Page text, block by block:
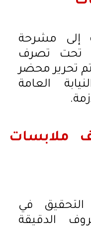
إلى مشرحة
تحت تصرف
تحرير محضر
العامة
ملابسات
في
الدقيقة